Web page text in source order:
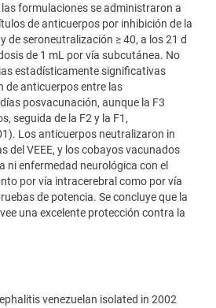
formulaciones se administraron a
de anticuerpos por inhibición de la
de seroneutralización ≥ 40, a los 21 d
de 1 mL por vía subcutánea. No
estadísticamente significativas
de anticuerpos entre las
posvacunación, aunque la F3
seguida de la F2 y la F1,
Los anticuerpos neutralizaron in
del VEEE, y los cobayos vacunados
ni enfermedad neurológica con el
por vía intracerebral como por vía
de potencia. Se concluye que la
una excelente protección contra la
venezuelan isolated in 2002